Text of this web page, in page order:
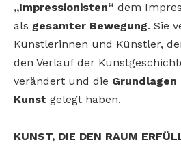
„Impressionisten“ dem
als gesamter Bewegung. Sie
Künstlerinnen und Künstler,
den Verlauf der
verändert und die
Kunst gelegt haben.
KUNST, DIE DEN RAUM